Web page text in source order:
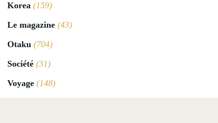
Korea (159)
Le magazine (43)
Otaku (704)
Société (31)
Voyage (148)